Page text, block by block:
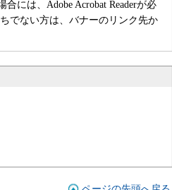
には、Adobe Acrobat Readerが必
でない方は、バナーのリンク先か